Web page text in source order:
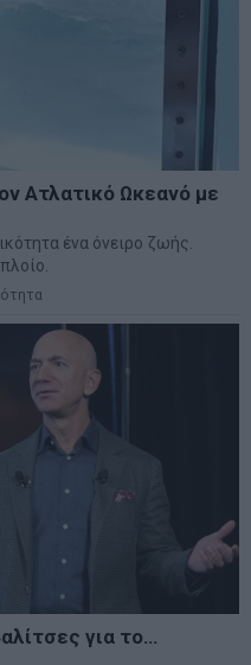
Ατλατικό Ωκεανό με
ένα όνειρο ζωής.
για το…